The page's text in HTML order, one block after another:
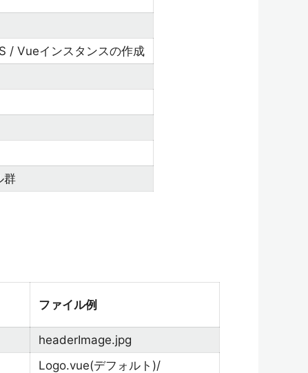
/ Vueインスタンスの作成
群
ファイル例
headerImage.jpg
Logo.vue(デフォルト)/